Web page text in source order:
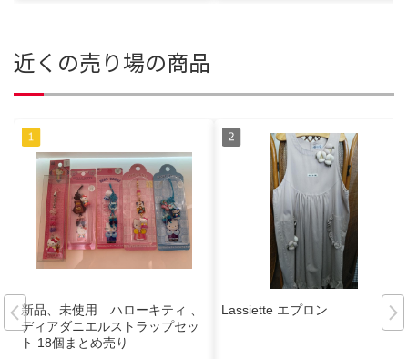
近くの売り場の商品
新品、未使用 ハローキティ 、
ディアダニエルストラップセッ
ト 18個まとめ売り
Lassiette エプロン